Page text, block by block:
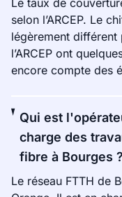
Le taux de
selon l’ARCEP. Le
légèrement différent
l’ARCEP ont
encore compte des
Qui est
charge des
fibre à Bourges ?
Le réseau FTTH de